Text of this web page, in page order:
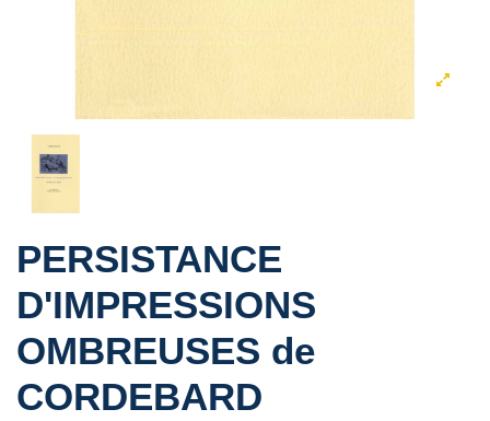
PERSISTANCE
D'IMPRESSIONS
OMBREUSES de
CORDEBARD